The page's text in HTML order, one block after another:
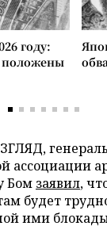
году:
положены
ассоциации
Бом заявил,
будет
ими